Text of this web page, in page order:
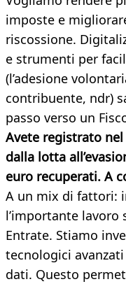
imposte e
riscossione.
e strumenti per
(l’adesione
contribuente, ndr)
passo verso un
Avete registrato
dalla lotta
euro recuperati. A
A un mix di fattori:
l’importante lavoro
Entrate. Stiamo
tecnologici
dati. Questo